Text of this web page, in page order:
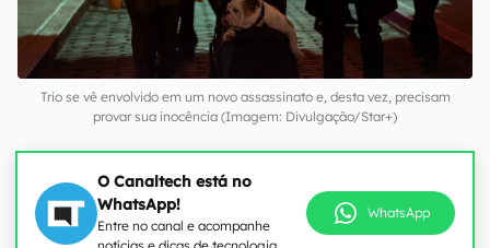
Trio se vê envolvido em um novo assassinato e, desta vez, precisam
provar sua inocência (Imagem: Divulgação/Star+)
O Canaltech está no
WhatsApp!
Entre no canal e acompanhe
WhatsApp